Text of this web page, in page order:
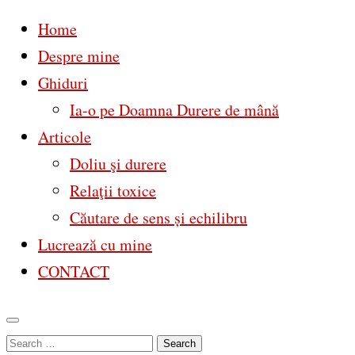
Home
Despre mine
Ghiduri
Ia-o pe Doamna Durere de mână
Articole
Doliu şi durere
Relaţii toxice
Căutare de sens și echilibru
Lucrează cu mine
CONTACT
Skip
Search